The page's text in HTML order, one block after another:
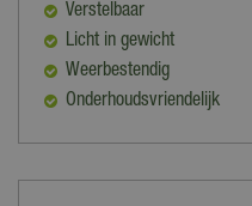
Verstelbaar
Licht in gewicht
Weerbestendig
Onderhoudsvriendelijk